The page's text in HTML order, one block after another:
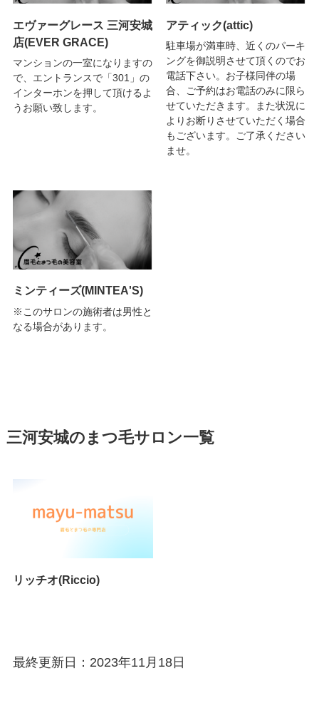
エヴァーグレース 三河安城
店(EVER GRACE)
マンションの一室になりますの
で、エントランスで「301」の
インターホンを押して頂けるよ
うお願い致します。
アティック(attic)
駐車場が満車時、近くのパーキ
ングを御説明させて頂くのでお
電話下さい。お子様同伴の場
合、ご予約はお電話のみに限ら
せていただきます。また状況に
よりお断りさせていただく場合
もございます。ご了承ください
ませ。
ミンティーズ(MINTEA'S)
※このサロンの施術者は男性と
なる場合があります。
三河安城のまつ毛サロン一覧
リッチオ(Riccio)
最終更新日：2023年11月18日